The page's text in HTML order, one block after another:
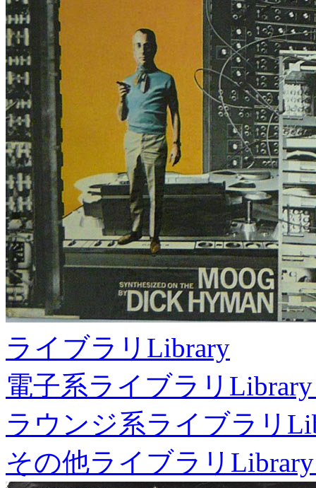
ライブラリ Library
電子系ライブラリ
ラウンジ系ライブラリ
その他ライブラリ